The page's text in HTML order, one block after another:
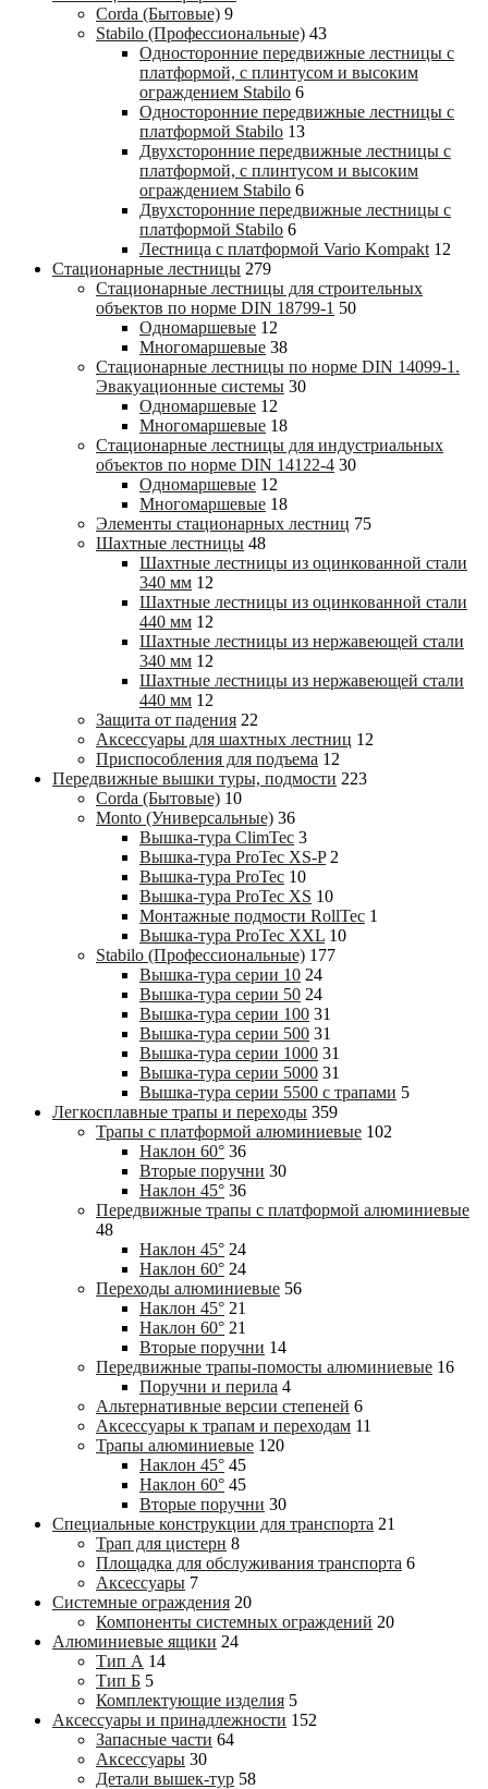
Corda (Бытовые) 9
Stabilo (Профессиональные) 43
Односторонние передвижные лестницы с
платформой, с плинтусом и высоким
ограждением Stabilo 6
Односторонние передвижные лестницы с
платформой Stabilo 13
Двухсторонние передвижные лестницы с
платформой, с плинтусом и высоким
ограждением Stabilo 6
Двухсторонние передвижные лестницы с
платформой Stabilo 6
Лестница с платформой Vario Kompakt 12
Стационарные лестницы 279
Стационарные лестницы для строительных
объектов по норме DIN 18799-1 50
Одномаршевые 12
Многомаршевые 38
Стационарные лестницы по норме DIN 14099-1.
Эвакуационные системы 30
Одномаршевые 12
Многомаршевые 18
Стационарные лестницы для индустриальных
объектов по норме DIN 14122-4 30
Одномаршевые 12
Многомаршевые 18
Элементы стационарных лестниц 75
Шахтные лестницы 48
Шахтные лестницы из оцинкованной стали
340 мм 12
Шахтные лестницы из оцинкованной стали
440 мм 12
Шахтные лестницы из нержавеющей стали
340 мм 12
Шахтные лестницы из нержавеющей стали
440 мм 12
Защита от падения 22
Аксессуары для шахтных лестниц 12
Приспособления для подъема 12
Передвижные вышки туры, подмости 223
Corda (Бытовые) 10
Monto (Универсальные) 36
Вышка-тура ClimTec 3
Вышка-тура ProTec XS-P 2
Вышка-тура ProTec 10
Вышка-тура ProTec XS 10
Монтажные подмости RollTec 1
Вышка-тура ProTec XXL 10
Stabilo (Профессиональные) 177
Вышка-тура cерии 10 24
Вышка-тура cерии 50 24
Вышка-тура cерии 100 31
Вышка-тура cерии 500 31
Вышка-тура cерии 1000 31
Вышка-тура cерии 5000 31
Вышка-тура cерии 5500 с трапами 5
Легкосплавные трапы и переходы 359
Трапы с платформой алюминиевые 102
Наклон 60° 36
Вторые поручни 30
Наклон 45° 36
Передвижные трапы с платформой алюминиевые
48
Наклон 45° 24
Наклон 60° 24
Переходы алюминиевые 56
Наклон 45° 21
Наклон 60° 21
Вторые поручни 14
Передвижные трапы-помосты алюминиевые 16
Поручни и перила 4
Альтернативные версии степеней 6
Аксессуары к трапам и переходам 11
Трапы алюминиевые 120
Наклон 45° 45
Наклон 60° 45
Вторые поручни 30
Специальные конструкции для транспорта 21
Трап для цистерн 8
Площадка для обслуживания транспорта 6
Аксессуары 7
Системные ограждения 20
Компоненты системных ограждений 20
Алюминиевые ящики 24
Тип А 14
Тип Б 5
Комплектующие изделия 5
Аксессуары и принадлежности 152
Запасные части 64
Аксессуары 30
Детали вышек-тур 58